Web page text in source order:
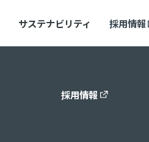
サステナビリティ 採用情報
採用情報